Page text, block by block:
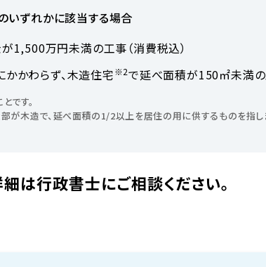
いずれかに該当する場合
1,500万円未満の工事（消費税込）
かわらず、木造住宅※2で延べ面積が150㎡未満
です。
が木造で、延べ面積の1/2以上を居住の用に供するものを指し
は行政書士にご相談ください。